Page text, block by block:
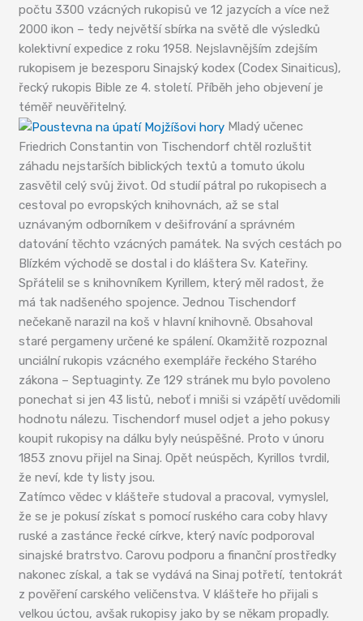
počtu 3300 vzácných rukopisů ve 12 jazycích a více než
2000 ikon – tedy největší sbírka na světě dle výsledků
kolektivní expedice z roku 1958. Nejslavnějším zdejším
rukopisem je bezesporu Sinajský kodex (Codex Sinaiticus),
řecký rukopis Bible ze 4. století. Příběh jeho objevení je
téměř neuvěřitelný.
Mladý učenec
Friedrich Constantin von Tischendorf chtěl rozluštit
záhadu nejstarších biblických textů a tomuto úkolu
zasvětil celý svůj život. Od studií pátral po rukopisech a
cestoval po evropských knihovnách, až se stal
uznávaným odborníkem v dešifrování a správném
datování těchto vzácných památek. Na svých cestách po
Blízkém východě se dostal i do kláštera Sv. Kateřiny.
Spřátelil se s knihovníkem Kyrillem, který měl radost, že
má tak nadšeného spojence. Jednou Tischendorf
nečekaně narazil na koš v hlavní knihovně. Obsahoval
staré pergameny určené ke spálení. Okamžitě rozpoznal
unciální rukopis vzácného exempláře řeckého Starého
zákona – Septuaginty. Ze 129 stránek mu bylo povoleno
ponechat si jen 43 listů, neboť i mniši si vzápětí uvědomili
hodnotu nálezu. Tischendorf musel odjet a jeho pokusy
koupit rukopisy na dálku byly neúspěšné. Proto v únoru
1853 znovu přijel na Sinaj. Opět neúspěch, Kyrillos tvrdil,
že neví, kde ty listy jsou.
Zatímco vědec v klášteře studoval a pracoval, vymyslel,
že se je pokusí získat s pomocí ruského cara coby hlavy
ruské a zastánce řecké církve, který navíc podporoval
sinajské bratrstvo. Carovu podporu a finanční prostředky
nakonec získal, a tak se vydává na Sinaj potřetí, tentokrát
z pověření carského veličenstva. V klášteře ho přijali s
velkou úctou, avšak rukopisy jako by se někam propadly.